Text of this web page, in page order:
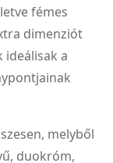
fémes
dimenziót
ideálisak a
melyből
duokróm,